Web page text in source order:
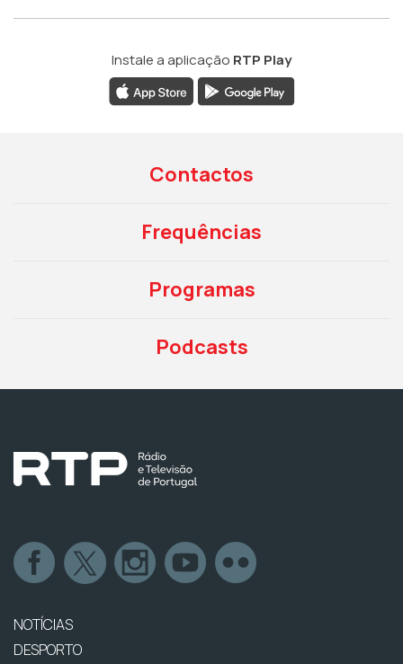
Instale a aplicação RTP Play
Contactos
Frequências
Programas
Podcasts
NOTÍCIAS
DESPORTO